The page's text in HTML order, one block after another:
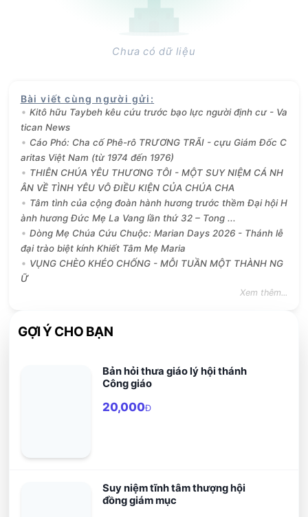
Chưa có dữ liệu
Bài viết cùng người gửi :
Kitô hữu Taybeh kêu cứu trước bạo lực người định cư - Va
tican News
Cáo Phó: Cha cố Phê-rô TRƯƠNG TRÃI - cựu Giám Đốc C
aritas Việt Nam (từ 1974 đến 1976)
THIÊN CHÚA YÊU THƯƠNG TÔI - MỘT SUY NIỆM CÁ NH
ÂN VỀ TÌNH YÊU VÔ ĐIỀU KIỆN CỦA CHÚA CHA
Tâm tình của cộng đoàn hành hương trước thềm Đại hội H
ành hương Đức Mẹ La Vang lần thứ 32 – Tong ...
Dòng Mẹ Chúa Cứu Chuộc: Marian Days 2026 - Thánh lễ
đại trào biệt kính Khiết Tâm Mẹ Maria
VỤNG CHÈO KHÉO CHỐNG - MỖI TUẦN MỘT THÀNH NG
Ữ
Xem thêm...
GỢI Ý CHO BẠN
Bản hỏi thưa giáo lý hội thánh
Công giáo
20,000Đ
Suy niệm tĩnh tâm thượng hội
đồng giám mục